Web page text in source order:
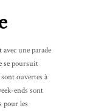
une parade
se poursuit
ouvertes à
ends sont
pour les